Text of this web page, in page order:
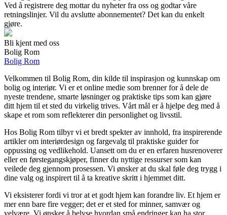
Ved å registrere deg mottar du nyheter fra oss og godtar våre
retningslinjer. Vil du avslutte abonnementet? Det kan du enkelt
gjøre.
Bli kjent med oss
Bolig Rom
Bolig Rom
Velkommen til Bolig Rom, din kilde til inspirasjon og kunnskap om
bolig og interiør. Vi er et online medie som brenner for å dele de
nyeste trendene, smarte løsninger og praktiske tips som kan gjøre
ditt hjem til et sted du virkelig trives. Vårt mål er å hjelpe deg med å
skape et rom som reflekterer din personlighet og livsstil.
Hos Bolig Rom tilbyr vi et bredt spekter av innhold, fra inspirerende
artikler om interiørdesign og fargevalg til praktiske guider for
oppussing og vedlikehold. Uansett om du er en erfaren husrenoverer
eller en førstegangskjøper, finner du nyttige ressurser som kan
veilede deg gjennom prosessen. Vi ønsker at du skal føle deg trygg i
dine valg og inspirert til å ta kreative skritt i hjemmet ditt.
Vi eksisterer fordi vi tror at et godt hjem kan forandre liv. Et hjem er
mer enn bare fire vegger; det er et sted for minner, samvær og